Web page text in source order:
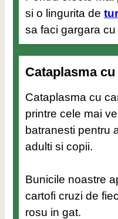
si o lingurita de
sa faci gargara
Cataplasma
Cataplasma cu
printre cele mai
batranesti pentru
adulti si copii.
Bunicile noastre
cartofi cruzi de
rosu in gat.